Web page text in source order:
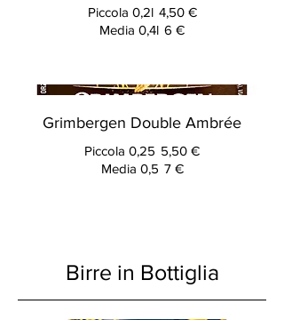
Piccola 0,2l 4,50 €
Media 0,4l 6 €
Grimbergen Double Ambrée
Piccola 0,25 5,50 €
Media 0,5 7 €
Birre in Bottiglia